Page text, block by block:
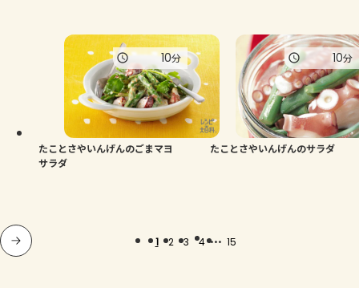
たことさやいんげんのごまマヨ
サラダ
10分
たことさやいんげんのサラダ
10分
1 2 3 4 ... 15